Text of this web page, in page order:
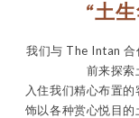
“土
我们与 The Intan 合
前来探索
入住我们精心布置
饰以各种赏心悦目